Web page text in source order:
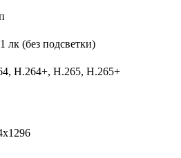
лк (без подсветки)
H.264+, H.265, H.265+